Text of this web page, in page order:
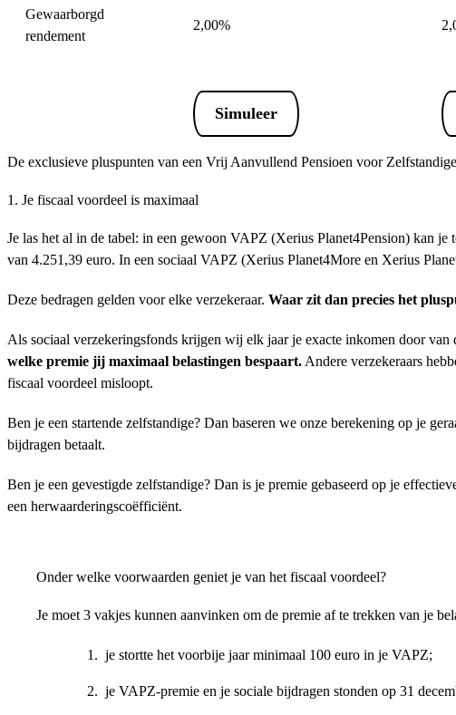
Gewaarborgd
rendement
2,00%
Simuleer
De exclusieve pluspunten van een Vrij Aanvullend Pensioen voor
1. Je fiscaal voordeel is maximaal
Je las het al in de tabel: in een gewoon VAPZ (Xerius Planet4Pension) kan
van 4.251,39 euro. In een sociaal VAPZ (Xerius Planet4More en Xerius
Deze bedragen gelden voor elke verzekeraar. Waar zit dan precies het
Als sociaal verzekeringsfonds krijgen wij elk jaar je exacte inkomen door van
welke premie jij maximaal belastingen bespaart. Andere verzekeraars
fiscaal voordeel misloopt.
Ben je een startende zelfstandige? Dan baseren we onze berekening op je
bijdragen betaalt.
Ben je een gevestigde zelfstandige? Dan is je premie gebaseerd op je
een herwaarderingscoëfficiënt.
Onder welke voorwaarden geniet je van het fiscaal voordeel?
Je moet 3 vakjes kunnen aanvinken om de premie af te trekken van je
je stortte het voorbije jaar minimaal 100 euro in je VAPZ;
je VAPZ-premie en je sociale bijdragen stonden op 31